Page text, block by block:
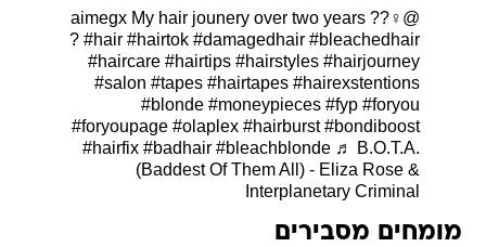
@aimegx
My hair jounery over two years ??‍♀️
? #hair #hairtok #damagedhair #bleachedhair
#haircare #hairtips #hairstyles #hairjourney
#salon #tapes #hairtapes #hairexstentions
#blonde #moneypieces #fyp #foryou
#foryoupage #olaplex #hairburst #bondiboost
#hairfix #badhair #bleachblonde ♬ B.O.T.A.
(Baddest Of Them All) - Eliza Rose &
Interplanetary Criminal
מומחים מסבירים